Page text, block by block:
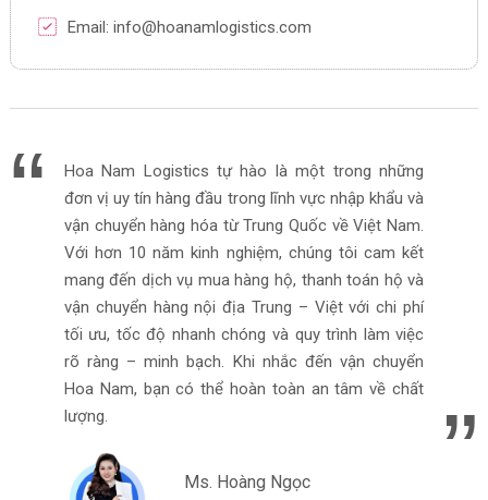
Email: info@hoanamlogistics.com
Hoa Nam Logistics tự hào là một trong những
đơn vị uy tín hàng đầu trong lĩnh vực nhập khẩu và
vận chuyển hàng hóa từ Trung Quốc về Việt Nam.
Với hơn 10 năm kinh nghiệm, chúng tôi cam kết
mang đến dịch vụ mua hàng hộ, thanh toán hộ và
vận chuyển hàng nội địa Trung – Việt với chi phí
tối ưu, tốc độ nhanh chóng và quy trình làm việc
rõ ràng – minh bạch. Khi nhắc đến vận chuyển
Hoa Nam, bạn có thể hoàn toàn an tâm về chất
lượng.
Ms. Hoàng Ngọc